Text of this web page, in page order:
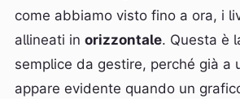
come abbiamo visto fino a ora, i
allineati in orizzontale. Questa è
semplice da gestire, perché già a
appare evidente quando un